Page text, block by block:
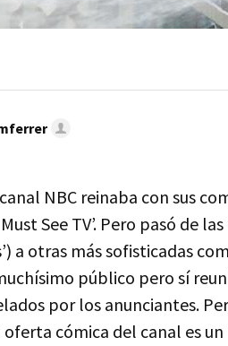
NBC reinaba con sus
See TV’. Pero pasó de
a otras más sofisticadas
público pero sí
por los anunciantes.
cómica del canal es